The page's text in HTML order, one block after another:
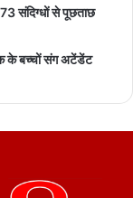
संदिग्धों से पूछताछ
के बच्चों संग अटेंडेंट